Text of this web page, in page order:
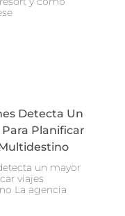
Detecta Un
Para Planificar
un mayor
viajes
La agencia